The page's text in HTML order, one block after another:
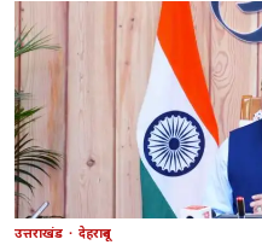
उत्तराखंड देहरादून